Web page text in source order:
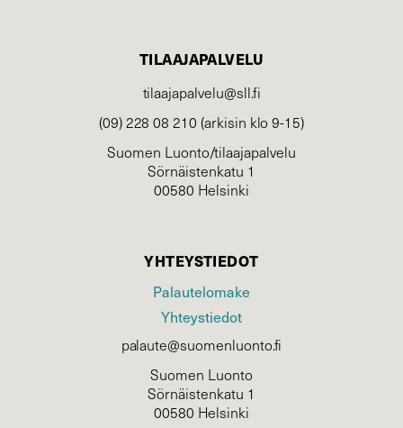
TILAAJAPALVELU
tilaajapalvelu@sll.fi
(09) 228 08 210 (arkisin klo 9-15)
Suomen Luonto/tilaajapalvelu
Sörnäistenkatu 1
00580 Helsinki
YHTEYSTIEDOT
Palautelomake
Yhteystiedot
palaute@suomenluonto.fi
Suomen Luonto
Sörnäistenkatu 1
00580 Helsinki